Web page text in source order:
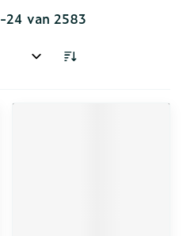
-24 van 2583